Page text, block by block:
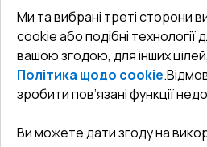
Блог
Адреса гіпермаркета
Як правильно заміряти вікна
Доставка і Оплата
Гарантія та Сервіс
Повернення товару
Договір публічної оферти
КОНТАКТИ
Офіс:Україна, м. Вінниця,
undefined(undefined)
Ми та вибрані треті сторони
cookie або подібні технології
вашою згодою, для інших
Політика щодо cookie.
зробити пов’язані функції
Ви можете дати згоду на